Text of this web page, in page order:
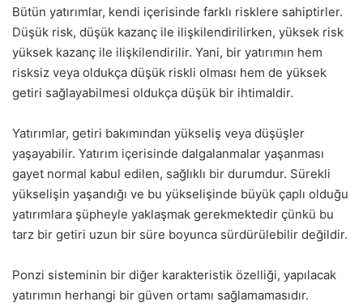
Bütün yatırımlar, kendi içerisinde farklı risklere sahiptirler.
Düşük risk, düşük kazanç ile ilişkilendirilirken, yüksek risk
yüksek kazanç ile ilişkilendirilir. Yani, bir yatırımın hem
risksiz veya oldukça düşük riskli olması hem de yüksek
getiri sağlayabilmesi oldukça düşük bir ihtimaldir.
Yatırımlar, getiri bakımından yükseliş veya düşüşler
yaşayabilir. Yatırım içerisinde dalgalanmalar yaşanması
gayet normal kabul edilen, sağlıklı bir durumdur. Sürekli
yükselişin yaşandığı ve bu yükselişinde büyük çaplı olduğu
yatırımlara şüpheyle yaklaşmak gerekmektedir çünkü bu
tarz bir getiri uzun bir süre boyunca sürdürülebilir değildir.
Ponzi sisteminin bir diğer karakteristik özelliği, yapılacak
yatırımın herhangi bir güven ortamı sağlamamasıdır.